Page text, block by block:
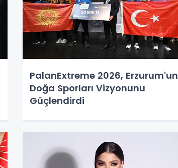
PalanExtreme 2026, Erzurum'un
Doğa Sporları Vizyonunu
Güçlendirdi